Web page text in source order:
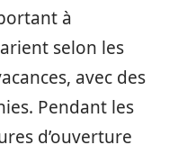
à
selon les
avec des
Pendant les
d’ouverture